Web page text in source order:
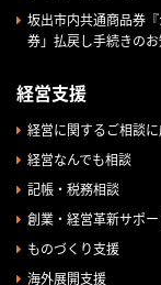
坂出市内共通商品券
券」払戻し手続きの
経営支援
経営に関するご相談
経営なんでも相談
記帳・税務相談
創業・経営革新サポー
ものづくり支援
海外展開支援